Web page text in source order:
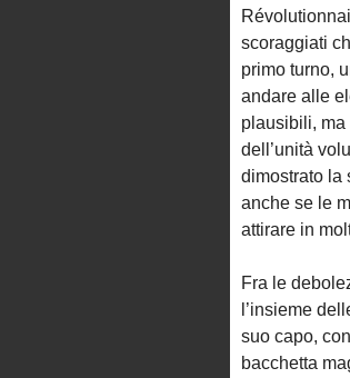
scoraggiati
primo turno,
andare alle
plausibili, ma
dell’unità
dimostrato la
anche se le
attirare in
Fra le
l’insieme
suo capo,
bacchetta